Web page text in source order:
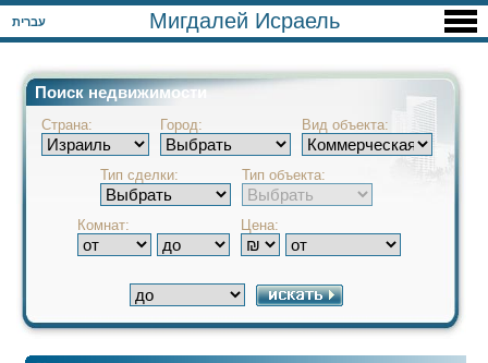
עברית Мигдалей Исраель
Поиск недвижимости
Страна: Город: Вид объекта:
Тип сделки: Тип объекта:
Комнат: Цена: